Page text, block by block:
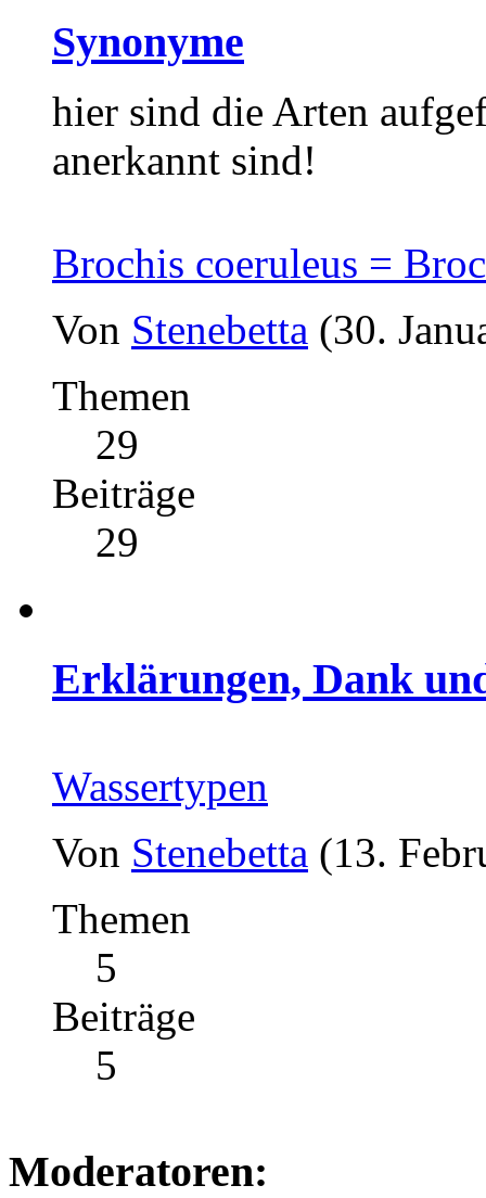
Synonyme
hier sind die Arten
anerkannt sind!
Brochis coeruleus =
Von Stenebetta (30.
Themen
29
Beiträge
29
Erklärungen, Dank
Wassertypen
Von Stenebetta (13.
Themen
5
Beiträge
5
Moderatoren: